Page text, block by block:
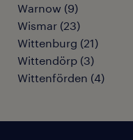
Warnow (9)
Wismar (23)
Wittenburg (21)
Wittendörp (3)
Wittenförden (4)